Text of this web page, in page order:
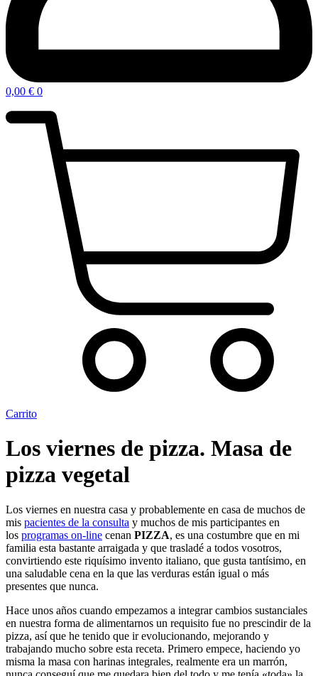
0,00 € 0
Carrito
Los viernes de pizza. Masa de
pizza vegetal
Los viernes en nuestra casa y probablemente en casa de muchos de
mis pacientes de la consulta y muchos de mis participantes en
los programas on-line cenan PIZZA, es una costumbre que en mi
familia esta bastante arraigada y que trasladé a todos vosotros,
convirtiendo este riquísimo invento italiano, que gusta tantísimo, en
una saludable cena en la que las verduras están igual o más
presentes que nunca.
Hace unos años cuando empezamos a integrar cambios sustanciales
en nuestra forma de alimentarnos un requisito fue no prescindir de la
pizza, así que he tenido que ir evolucionando, mejorando y
trabajando mucho sobre esta receta. Primero empece, haciendo yo
misma la masa con harinas integrales, realmente era un marrón,